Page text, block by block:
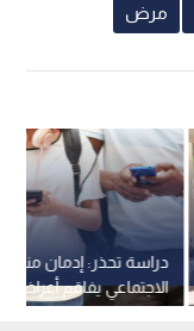
مرض
دراسة تحذر: إدمان
الاجتماعي يفاقم أعراض
لدى المراهقين